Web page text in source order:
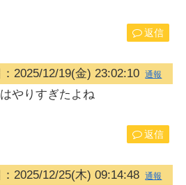
返信
2025/12/19(金) 23:02:10 通報
やりすぎたよね
返信
2025/12/25(木) 09:14:48 通報